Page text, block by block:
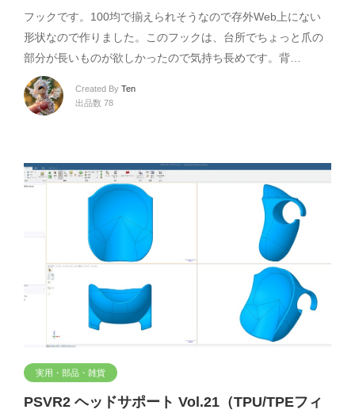
フックです。100均で揃えられそうなので存外Web上にない
形状なので作りました。このフックは、台所でちょっと爪の
部分が長いものが欲しかったので気持ち長めです。背…
Created By Ten
出品数 78
実用・部品・雑貨
PSVR2 ヘッドサポート Vol.21（TPU/TPEフィ